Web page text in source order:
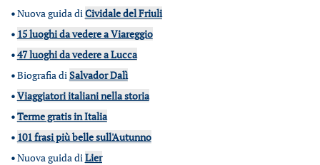
•Nuova guida diCividale del Friuli
• 15 luoghi da vedere a Viareggio
•47 luoghi da vedere a Lucca
•Biografia diSalvador Dalì
•Viaggiatori italiani nella storia
•Terme gratis in Italia
• 101 frasi più belle sull'Autunno
•Nuova guida diLier